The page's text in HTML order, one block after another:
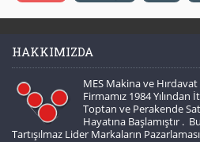
HAKKIMIZDA
MES Makina ve
Firmamız 1984
Toptan ve Perakende
Hayatına Başlamıştır .
Tartışılmaz Lider Markaların